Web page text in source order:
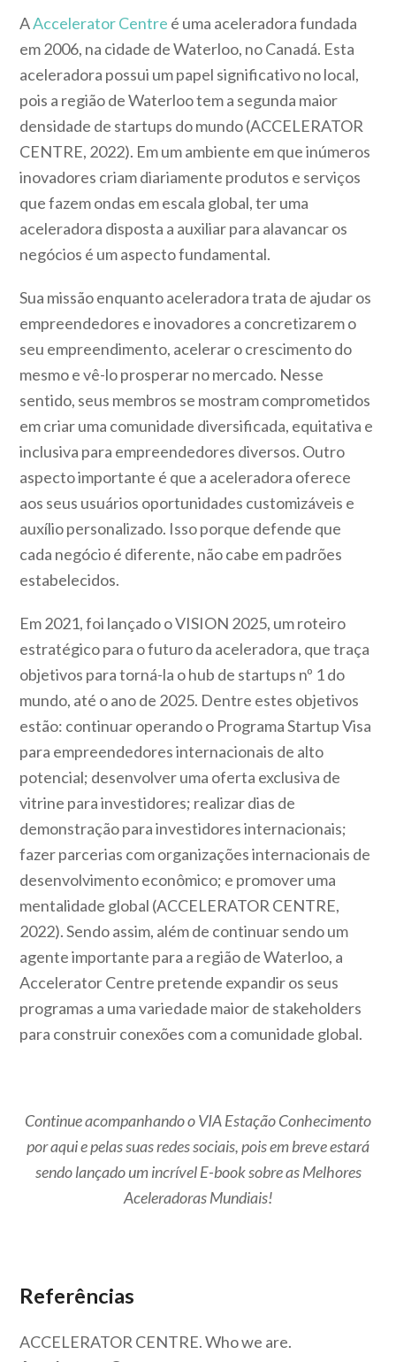
AAccelerator Centre é uma aceleradora fundada
em 2006, na cidade de Waterloo, no Canadá. Esta
aceleradora possui um papel significativo no local,
pois a região de Waterloo tem a segunda maior
densidade de startups do mundo (ACCELERATOR
CENTRE, 2022). Em um ambiente em que inúmeros
inovadores criam diariamente produtos e serviços
que fazem ondas em escala global, ter uma
aceleradora disposta a auxiliar para alavancar os
negócios é um aspecto fundamental.
Sua missão enquanto aceleradora trata de ajudar os
empreendedores e inovadores a concretizarem o
seu empreendimento, acelerar o crescimento do
mesmo e vê-lo prosperar no mercado. Nesse
sentido, seus membros se mostram comprometidos
em criar uma comunidade diversificada, equitativa e
inclusiva para empreendedores diversos. Outro
aspecto importante é que a aceleradora oferece
aos seus usuários oportunidades customizáveis e
auxílio personalizado. Isso porque defende que
cada negócio é diferente, não cabe em padrões
estabelecidos.
Em 2021, foi lançado o VISION 2025, um roteiro
estratégico para o futuro da aceleradora, que traça
objetivos para torná-la o hub de startups nº 1 do
mundo, até o ano de 2025. Dentre estes objetivos
estão: continuar operando o Programa Startup Visa
para empreendedores internacionais de alto
potencial; desenvolver uma oferta exclusiva de
vitrine para investidores; realizar dias de
demonstração para investidores internacionais;
fazer parcerias com organizações internacionais de
desenvolvimento econômico; e promover uma
mentalidade global (ACCELERATOR CENTRE,
2022). Sendo assim, além de continuar sendo um
agente importante para a região de Waterloo, a
Accelerator Centre pretende expandir os seus
programas a uma variedade maior de stakeholders
para construir conexões com a comunidade global.
Continue acompanhando o VIA Estação Conhecimento
por aqui e pelas suas redes sociais, pois em breve estará
sendo lançado um incrível E-book sobre as Melhores
Aceleradoras Mundiais!
Referências
ACCELERATOR CENTRE. Who we are.